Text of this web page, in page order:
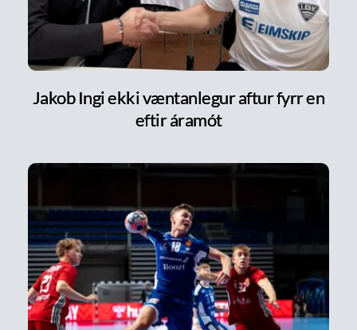
Jakob Ingi ekki væntanlegur aftur fyrr en
eftir áramót